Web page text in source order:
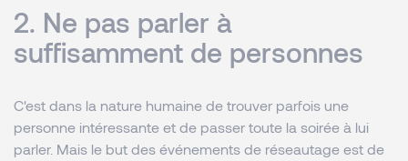
2. Ne pas parler à
suffisamment de personnes
C'est dans la nature humaine de trouver parfois une
personne intéressante et de passer toute la soirée à lui
parler. Mais le but des événements de réseautage est de